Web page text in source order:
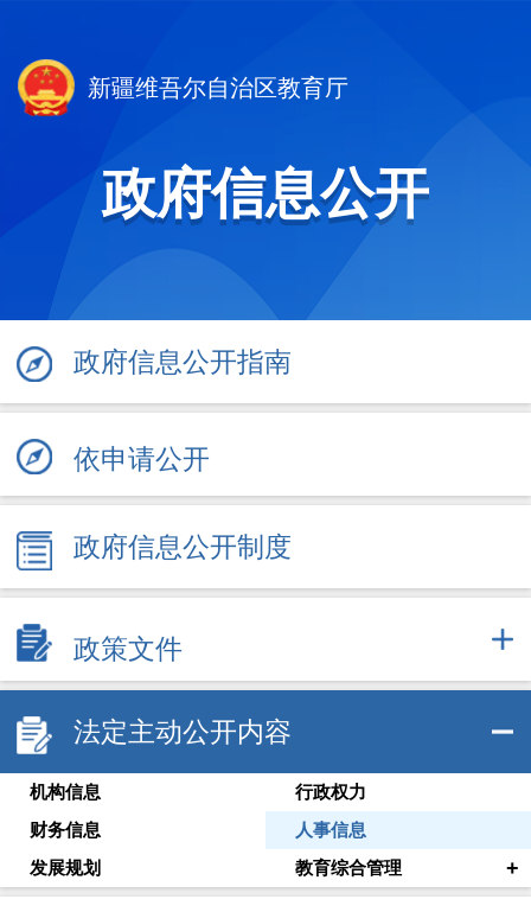
新疆维吾尔自治区教育厅
政府信息公开
政府信息公开指南
依申请公开
政府信息公开制度
政策文件
法定主动公开内容
机构信息
行政权力
财务信息
人事信息
发展规划
教育综合管理 +